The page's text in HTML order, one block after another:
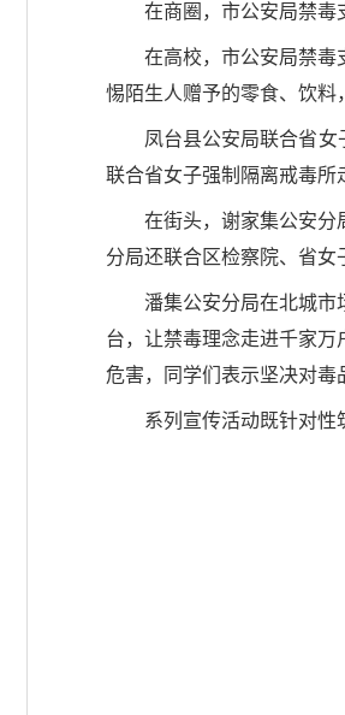
在商圈，市公安局禁毒
在高校，市公安局禁毒
惕陌生人赠予的零食、饮料
凤台县公安局联合省
联合省女子强制隔离戒毒所
在街头，谢家集公安分
分局还联合区检察院、省女
潘集公安分局在北城
台，让禁毒理念走进千家
危害，同学们表示坚决对毒
系列宣传活动既针对性